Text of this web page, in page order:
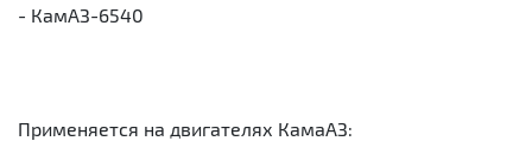
- КамАЗ-6540
Применяется на двигателях КамаАЗ: